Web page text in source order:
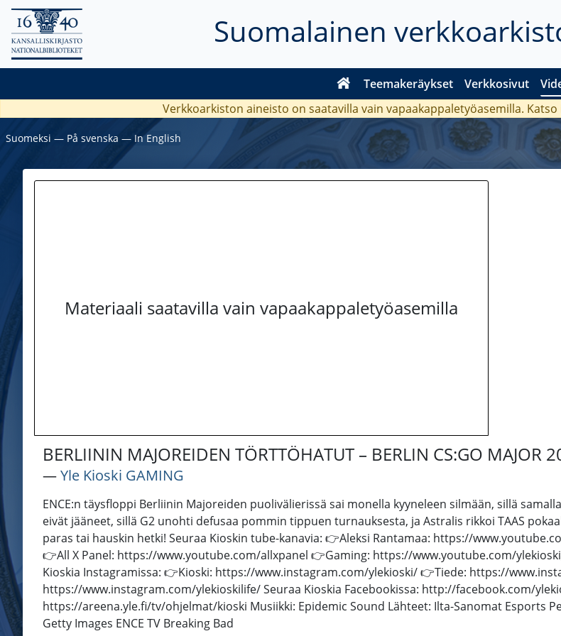
Suomalainen
Teemakeräykset Verkkosivut
Verkkoarkiston aineisto on saatavilla vain vapaakappaletyöasemilla. Katso
Suomeksi ― På svenska ― In English
Materiaali saatavilla vain vapaakappaletyöasemilla
BERLIININ MAJOREIDEN TÖRTTÖHATUT – BERLIN CS:GO MAJOR
―Yle Kioski GAMING
ENCE:n täysfloppi Berliinin Majoreiden puolivälierissä sai monella kyyneleen silmään, sillä
eivät jääneet, sillä G2 unohti defusaa pommin tippuen turnauksesta, ja Astralis rikkoi TAAS
paras tai hauskin hetki! Seuraa Kioskin tube-kanavia: 👉Aleksi Rantamaa: https://
👉All X Panel: https://www.youtube.com/allxpanel 👉Gaming: https://www.youtube.com/
Kioskia Instagramissa: 👉Kioski: https://www.instagram.com/ylekioski/ 👉Tiede: https://
https://www.instagram.com/ylekioskilife/ Seuraa Kioskia Facebookissa: http://facebook.com/
https://areena.yle.fi/tv/ohjelmat/kioski Musiikki: Epidemic Sound Lähteet: Ilta-Sanomat Esports
Getty Images ENCE TV Breaking Bad